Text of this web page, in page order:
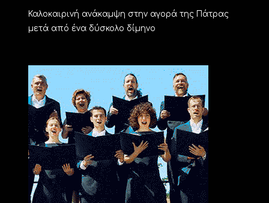
Καλοκαιρινή ανάκαμψη στην αγορά της Πάτρας
μετά από ένα δύσκολο δίμηνο